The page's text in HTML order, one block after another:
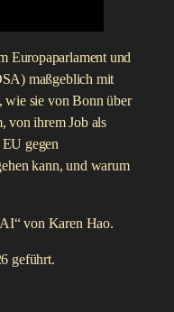
Europaparlament und
maßgeblich mit
wie sie von Bonn über
von ihrem Job als
gegen
kann, und warum
von Karen Hao.
geführt.